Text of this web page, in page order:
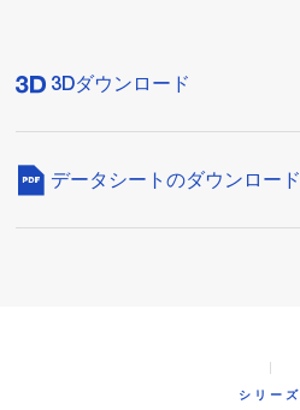
3Dダウンロード
データシートのダウンロード
シリーズ